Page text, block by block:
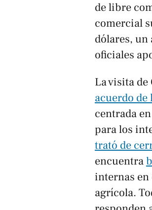
de libre
comercial
dólares, un
oficiales
La visita
acuerdo
centrada
para los
trató de
encuentra
internas en
agrícola.